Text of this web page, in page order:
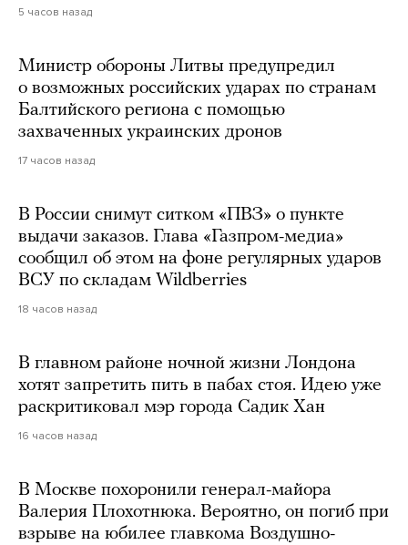
5 часов назад
Министр обороны Литвы предупредил
о возможных российских ударах по странам
Балтийского региона с помощью
захваченных украинских дронов
17 часов назад
В России снимут ситком «ПВЗ» о пункте
выдачи заказов. Глава «Газпром-медиа»
сообщил об этом на фоне регулярных ударов
ВСУ по складам Wildberries
18 часов назад
В главном районе ночной жизни Лондона
хотят запретить пить в пабах стоя. Идею уже
раскритиковал мэр города Садик Хан
16 часов назад
В Москве похоронили генерал-майора
Валерия Плохотнюка. Вероятно, он погиб при
взрыве на юбилее главкома Воздушно-